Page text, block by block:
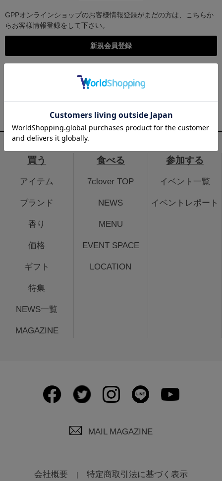
GPPオンラインショップのお客様情報登録がまだの方は、こちらか
らお客様情報登録をして下さい。
こちらは個人様向けのページとなります。法人のお客様のログイ
法人のお客さまはこちら
買う
アイテム
ブランド
香り
価格
ギフト
特集
NEWS一覧
MAGAZINE
食べる
7clover TOP
NEWS
MENU
EVENT SPACE
LOCATION
参加する
イベント一覧
イベントレポート
MAIL MAGAZINE
会社概要 特定商取引法に基づく表示